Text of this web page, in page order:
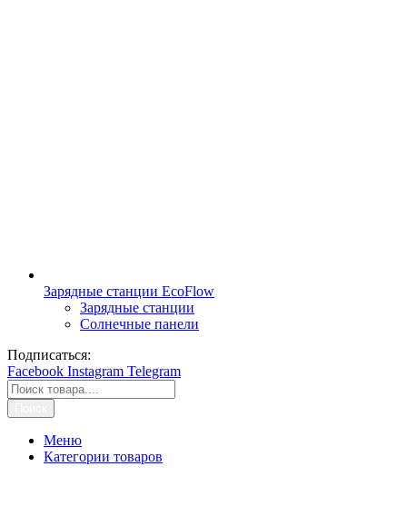
Зарядные станции EcoFlow
Зарядные станции
Солнечные панели
Подписаться:
Facebook Instagram Telegram
Меню
Категории товаров